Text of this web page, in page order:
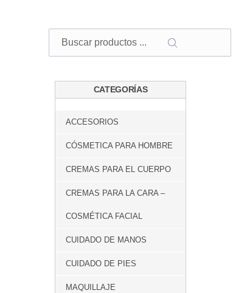
Filter products
Buscar
BUSCAR
CATEGORÍAS
ACCESORIOS
CÓSMETICA PARA HOMBRE
CREMAS PARA EL CUERPO
CREMAS PARA LA CARA –
COSMÉTICA FACIAL
CUIDADO DE MANOS
CUIDADO DE PIES
MAQUILLAJE